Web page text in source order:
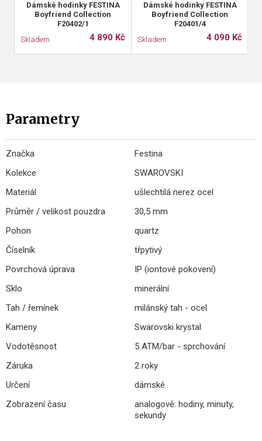
Dámské hodinky FESTINA
Boyfriend Collection
F20402/1
Skladem
4 890 Kč
Dámské hodinky FESTINA
Boyfriend Collection
F20401/4
Skladem
4 090 Kč
Parametry
Značka
Festina
Kolekce
SWAROVSKI
Materiál
ušlechtilá nerez ocel
Průměr / velikost pouzdra
30,5 mm
Pohon
quartz
Číselník
třpytivý
Povrchová úprava
IP (iontové pokovení)
Sklo
minerální
Tah / řemínek
milánský tah - ocel
Kameny
Swarovski krystal
Vodotěsnost
5 ATM/bar - sprchování
Záruka
2 roky
Určení
dámské
Zobrazení času
analogově: hodiny, minuty,
sekundy